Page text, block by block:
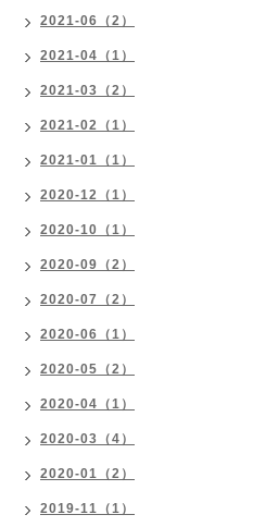
2021-06（2）
2021-04（1）
2021-03（2）
2021-02（1）
2021-01（1）
2020-12（1）
2020-10（1）
2020-09（2）
2020-07（2）
2020-06（1）
2020-05（2）
2020-04（1）
2020-03（4）
2020-01（2）
2019-11（1）